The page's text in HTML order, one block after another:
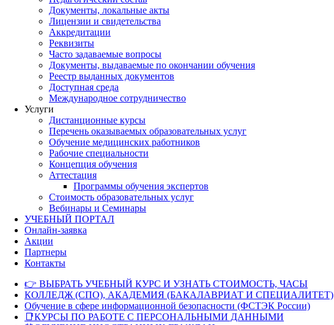
Документы, локальные акты
Лицензии и свидетельства
Аккредитации
Реквизиты
Часто задаваемые вопросы
Документы, выдаваемые по окончании обучения
Реестр выданных документов
Доступная среда
Международное сотрудничество
Услуги
Дистанционные курсы
Перечень оказываемых образовательных услуг
Обучение медицинских работников
Рабочие специальности
Концепция обучения
Аттестация
Программы обучения экспертов
Стоимость образовательных услуг
Вебинары и Семинары
УЧЕБНЫЙ ПОРТАЛ
Онлайн-заявка
Акции
Партнеры
Контакты
👉 ВЫБРАТЬ УЧЕБНЫЙ КУРС И УЗНАТЬ СТОИМОСТЬ, ЧАСЫ
КОЛЛЕДЖ (СПО), АКАДЕМИЯ (БАКАЛАВРИАТ И СПЕЦИАЛИТЕТ)
Обучение в сфере информационной безопасности (ФСТЭК России)
📑КУРСЫ ПО РАБОТЕ С ПЕРСОНАЛЬНЫМИ ДАННЫМИ